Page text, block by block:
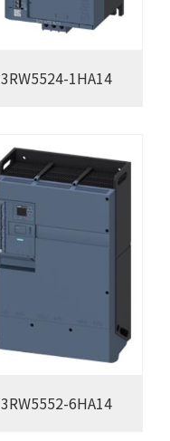
3RW5524-1HA14
3RW5552-6HA14